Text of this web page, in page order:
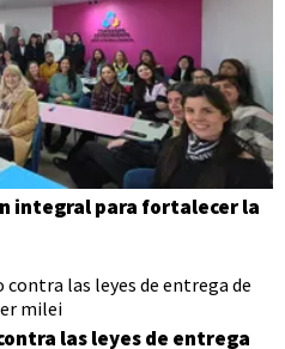
integral para fortalecer la
las leyes de entrega